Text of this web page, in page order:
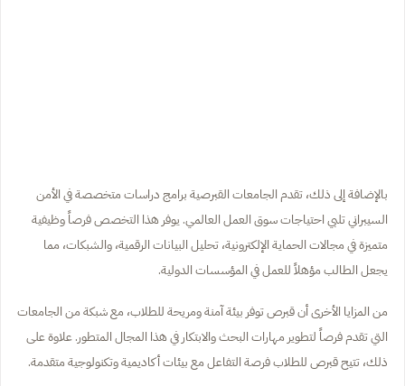
بالإضافة إلى ذلك، تقدم الجامعات القبرصية برامج دراسات متخصصة في الأمن
السيبراني تلبي احتياجات سوق العمل العالمي. يوفر هذا التخصص فرصاً وظيفية
متميزة في مجالات الحماية الإلكترونية، تحليل البيانات الرقمية، والشبكات، مما
يجعل الطالب مؤهلاً للعمل في المؤسسات الدولية.
من المزايا الأخرى أن قبرص توفر بيئة آمنة ومريحة للطلاب، مع شبكة من الجامعات
التي تقدم فرصاً لتطوير مهارات البحث والابتكار في هذا المجال المتطور. علاوة على
ذلك، تتيح قبرص للطلاب فرصة التفاعل مع بيئات أكاديمية وتكنولوجية متقدمة.